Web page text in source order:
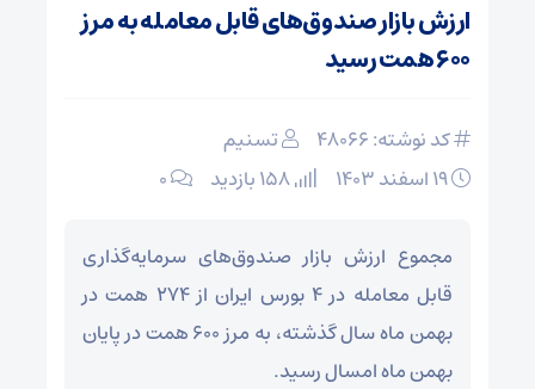
ارزش بازار صندوق‌های قابل معامله به مرز
۶۰۰ همت رسید
کد نوشته: 48066
تسنیم
۰
مجموع ارزش بازار صندوق‌های سرمایه‌گذاری
قابل معامله در ۴ بورس ایران از ۲۷۴ همت در
بهمن ماه سال گذشته، به مرز ۶۰۰ همت در پایان
بهمن ماه امسال رسید.